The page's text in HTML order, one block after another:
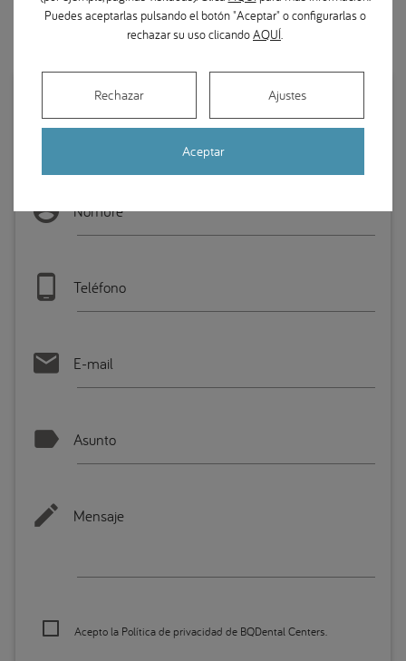
Contacte con Clínica Dental
García Cortés
Nombre
Teléfono
E-mail
Asunto
Mensaje
Acepto la Política de privacidad de BQDental Centers.
Puedes aceptarlas pulsando el botón "Aceptar" o configurarlas o
rechazar su uso clicandoAQUÍ
Aceptar
Rechazar Ajustes